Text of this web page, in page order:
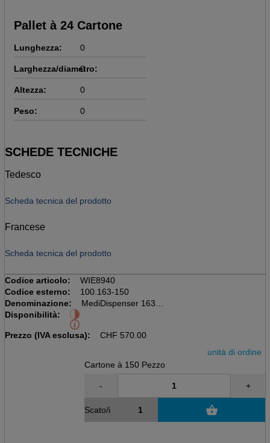
Pallet à 24 Cartone
Lunghezza: 0
Larghezza/diametro:
0
Altezza: 0
Peso: 0
SCHEDE TECNICHE
Tedesco
Scheda tecnica del prodotto
Francese
Scheda tecnica del prodotto
Codice articolo:
WIE8940
Codice esterno:
100.163-150
Denominazione:
MediDispenser 163
Disponibilità:
Prezzo (IVA esclusa): CHF 570.00
unità di ordine
Cartone à 150 Pezzo
- +
Scato/i